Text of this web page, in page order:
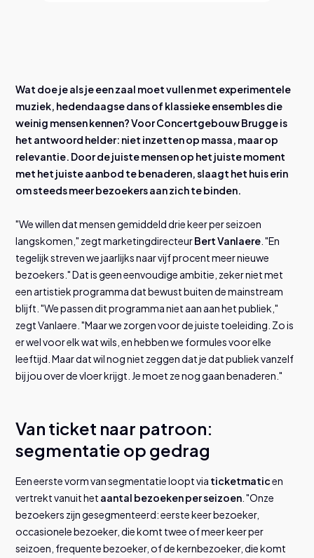
Tickets direct op de phone van je bezoekers, veilig en snel.
Ontdek de app
Wat doe je als je een zaal moet vullen met experimentele
muziek, hedendaagse dans of klassieke ensembles die
weinig mensen kennen? Voor Concertgebouw Brugge is
het antwoord helder: niet inzetten op massa, maar op
relevantie. Door de juiste mensen op het juiste moment
met het juiste aanbod te benaderen, slaagt het huis erin
om steeds meer bezoekers aan zich te binden.
"We willen dat mensen gemiddeld drie keer per seizoen
langskomen," zegt marketingdirecteurBert Vanlaere . "En
tegelijk streven we jaarlijks naar vijf procent meer nieuwe
bezoekers." Dat is geen eenvoudige ambitie, zeker niet met
een artistiek programma dat bewust buiten de mainstream
blijft. "We passen dit programma niet aan aan het publiek,"
zegt Vanlaere. "Maar we zorgen voor de juiste toeleiding. Zo is
er wel voor elk wat wils, en hebben we formules voor elke
leeftijd. Maar dat wil nog niet zeggen dat je dat publiek vanzelf
bij jou over de vloer krijgt. Je moet ze nog gaan benaderen."
Van ticket naar patroon:
segmentatie op gedrag
Een eerste vorm van segmentatie loopt via ticketmaticen
vertrekt vanuit het aantal bezoeken per seizoen . "Onze
bezoekers zijn gesegmenteerd: eerste keer bezoeker,
occasionele bezoeker, die komt twee of meer keer per
seizoen, frequente bezoeker, of de kernbezoeker, die komt